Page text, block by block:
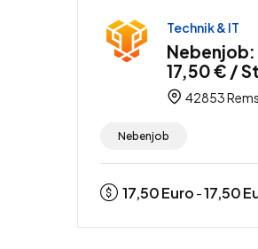
Technik & IT
17,50 € /
42853
Nebenjob
17,50Euro -17,50